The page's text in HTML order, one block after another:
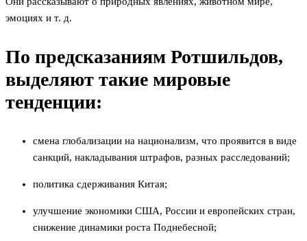
эмоциях и т. д.
По предсказаниям Ротшильдов,
выделяют такие мировые
тенденции:
смена глобализации на национализм, что проявится в виде
санкций, накладывания штрафов, разных расследований;
политика сдерживания Китая;
улучшение экономики США, России и европейских стран,
снижение динамики роста Поднебесной;